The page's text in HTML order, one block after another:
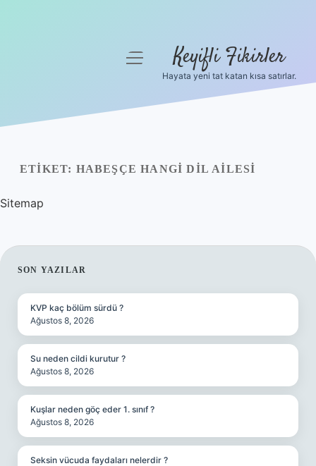
Yasal Uyarı
Hakkımızda
menüyü
Keyifli Fikirler
Hayata yeni tat katan kısa satırlar.
ETIKET: HABEŞÇE HANGI DIL AILESI
Sitemap
SIDEBAR
SON YAZILAR
KVP kaç bölüm sürdü ?
Ağustos 8, 2026
Su neden cildi kurutur ?
Ağustos 8, 2026
Kuşlar neden göç eder 1. sınıf ?
Ağustos 8, 2026
Seksin vücuda faydaları nelerdir ?